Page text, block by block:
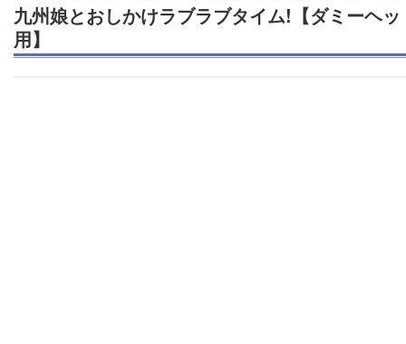
九州娘とおしかけラブラブタイム!【ダミーヘ
用】